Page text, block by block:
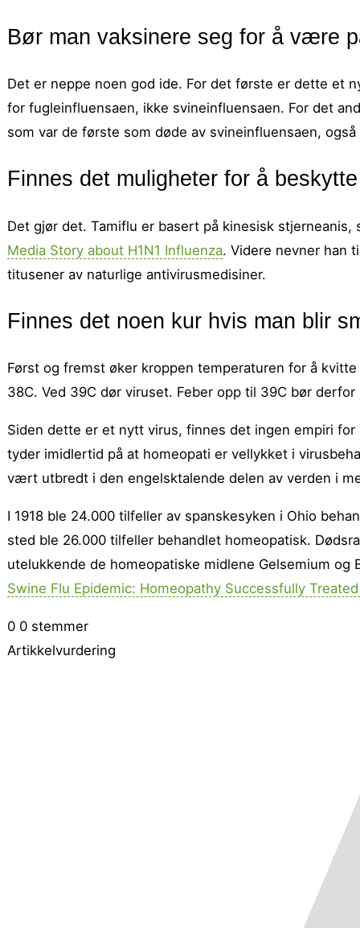
Bør man vaksinere seg for å være
Det er neppe noen god ide. For det første er dette et
for fugleinfluensaen, ikke svineinfluensaen. For det
som var de første som døde av svineinfluensaen,
Finnes det muligheter for å
Det gjør det. Tamiflu er basert på kinesisk
Media Story about H1N1 Influenza. Videre nevner han
titusener av naturlige antivirusmedisiner.
Finnes det noen kur hvis man blir
Først og fremst øker kroppen temperaturen for å
38C. Ved 39C dør viruset. Feber opp til 39C bør
Siden dette er et nytt virus, finnes det ingen empiri
tyder imidlertid på at homeopati er vellykket i
vært utbredt i den engelsktalende delen av verden i
I 1918 ble 24.000 tilfeller av spanskesyken i Ohio
sted ble 26.000 tilfeller behandlet homeopatisk.
utelukkende de homeopatiske midlene Gelsemium
Swine Flu Epidemic: Homeopathy Successfully
0 0 stemmer
Artikkelvurdering